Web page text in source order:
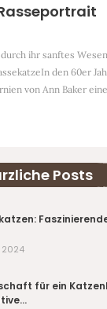
ihr sanftes
den 60er
von Ann Baker
Posts
2024
für ein